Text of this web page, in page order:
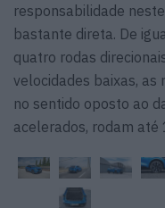
responsabilidade
bastante direta. De
quatro rodas
velocidades baixas, as
no sentido oposto ao
acelerados, rodam até